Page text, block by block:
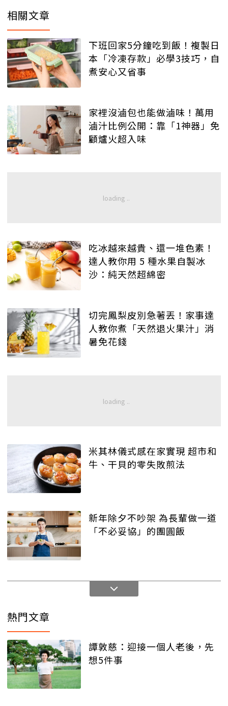
相關文章
下班回家5分鐘吃到飯！複製日
本「冷凍存款」必學3技巧，自
煮安心又省事
家裡沒滷包也能做滷味！萬用
滷汁比例公開：靠「1神器」免
顧爐火超入味
吃冰越來越貴、還一堆色素！
達人教你用 5 種水果自製冰
沙：純天然超綿密
切完鳳梨皮別急著丟！家事達
人教你煮「天然退火果汁」消
暑免花錢
米其林儀式感在家實現 超市和
牛、干貝的零失敗煎法
新年除夕不吵架 為長輩做一道
「不必妥協」的團圓飯
熱門文章
譚敦慈：迎接一個人老後，先
想5件事